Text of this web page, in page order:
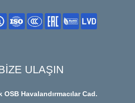
ULAŞIN
OSB Havalandırmacılar Cad.